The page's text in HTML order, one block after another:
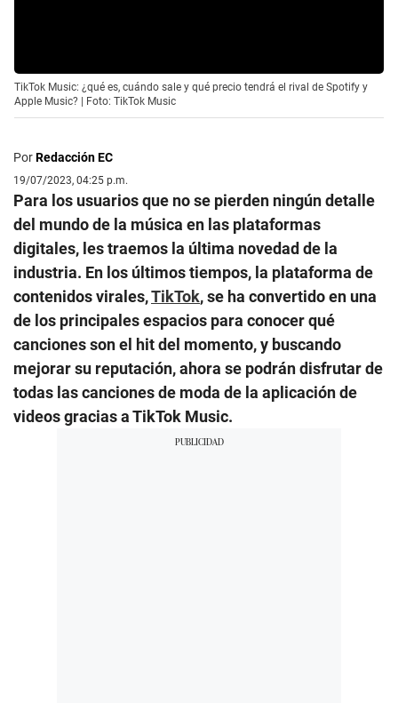
TikTok Music: ¿qué es, cuándo sale y qué precio tendrá el rival de Spotify y
Apple Music? | Foto: TikTok Music
PorRedacción EC
19/07/2023, 04:25 p.m.
Para los usuarios que no se pierden ningún detalle
del mundo de la música en las plataformas
digitales, les traemos la última novedad de la
industria. En los últimos tiempos, la plataforma de
contenidos virales,TikTok, se ha convertido en una
de los principales espacios para conocer qué
canciones son el hit del momento, y buscando
mejorar su reputación, ahora se podrán disfrutar de
todas las canciones de moda de la aplicación de
videos gracias a TikTok Music.